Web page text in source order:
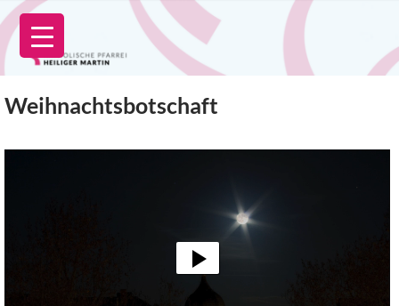
Zum
Inhalt
springen
Weihnachtsbotschaft